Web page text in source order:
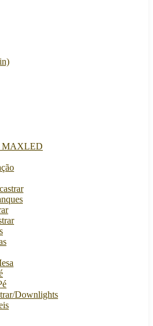
MAXLED
Downlights